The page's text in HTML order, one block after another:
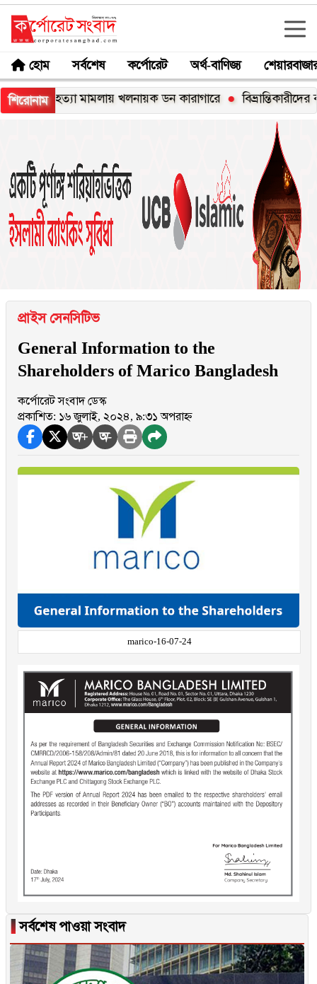
হোম সর্বশেষ কর্পোরেট অর্থ-বাণিজ্য
শিরোনাম
হত্যা মামলায় খলনায়ক ডন কারাগারে বিভ্রান্তিকারীদের ব্যাপারে
প্রাইস সেনসিটিভ
General Information to the
Shareholders of Marico Bangladesh
কর্পোরেট সংবাদ ডেস্ক
প্রকাশিত: ১৬ জুলাই, ২০২৪, ৯:৩১ অপরাহ্ন
অ+ অ-
marico-16-07-24
▐সর্বশেষ পাওয়া সংবাদ